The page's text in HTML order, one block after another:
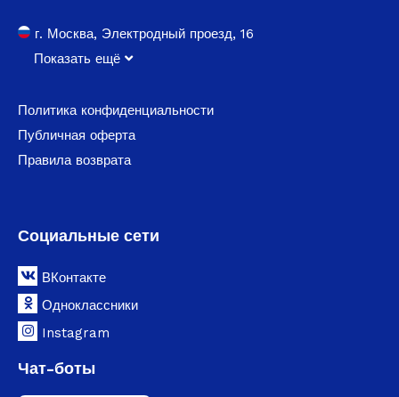
г. Москва, Электродный проезд, 16
Показать ещё
Политика конфиденциальности
Публичная оферта
Правила возврата
Социальные сети
ВКонтакте
Одноклассники
Instagram
Чат-боты